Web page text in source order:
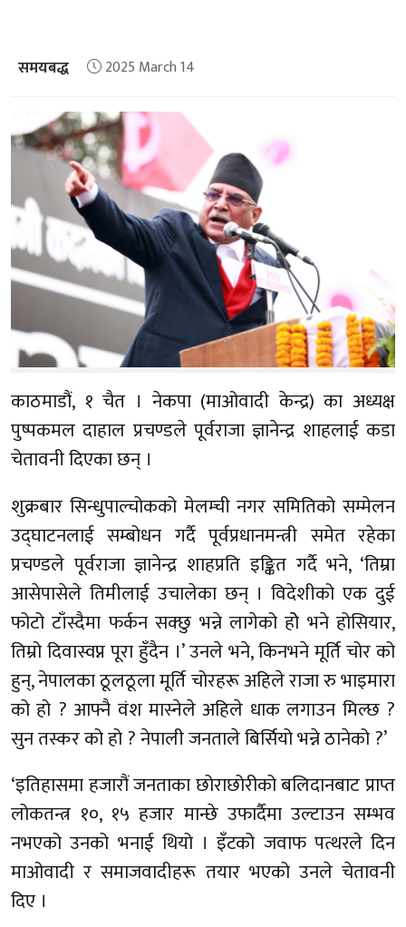
समयबद्ध 2025 March 14
काठमाडौं, १ चैत । नेकपा (माओवादी केन्द्र) का अध्यक्ष
पुष्पकमल दाहाल प्रचण्डले पूर्वराजा ज्ञानेन्द्र शाहलाई कडा
चेतावनी दिएका छन् ।
शुक्रबार सिन्धुपाल्चोकको मेलम्ची नगर समितिको सम्मेलन
उद्घाटनलाई सम्बोधन गर्दै पूर्वप्रधानमन्त्री समेत रहेका
प्रचण्डले पूर्वराजा ज्ञानेन्द्र शाहप्रति इङ्कित गर्दै भने, ‘तिम्रा
आसेपासेले तिमीलाई उचालेका छन् । विदेशीको एक दुई
फोटो टाँस्दैमा फर्कन सक्छु भन्ने लागेको होे भने होसियार,
तिम्रो दिवास्वप्न पूरा हुँदैन ।’ उनले भने, किनभने मूर्ति चोर को
हुन्, नेपालका ठूलठूला मूर्ति चोरहरू अहिले राजा रु भाइमारा
को हो ? आफ्नै वंश मास्नेले अहिले धाक लगाउन मिल्छ ?
सुन तस्कर को हो ? नेपाली जनताले बिर्सियो भन्ने ठानेको ?’
‘इतिहासमा हजारौं जनताका छोराछोरीको बलिदानबाट प्राप्त
लोकतन्त्र १०, १५ हजार मान्छे उफार्दैमा उल्टाउन सम्भव
नभएको उनको भनाई थियो । इँटको जवाफ पत्थरले दिन
माओवादी र समाजवादीहरू तयार भएको उनले चेतावनी
दिए ।